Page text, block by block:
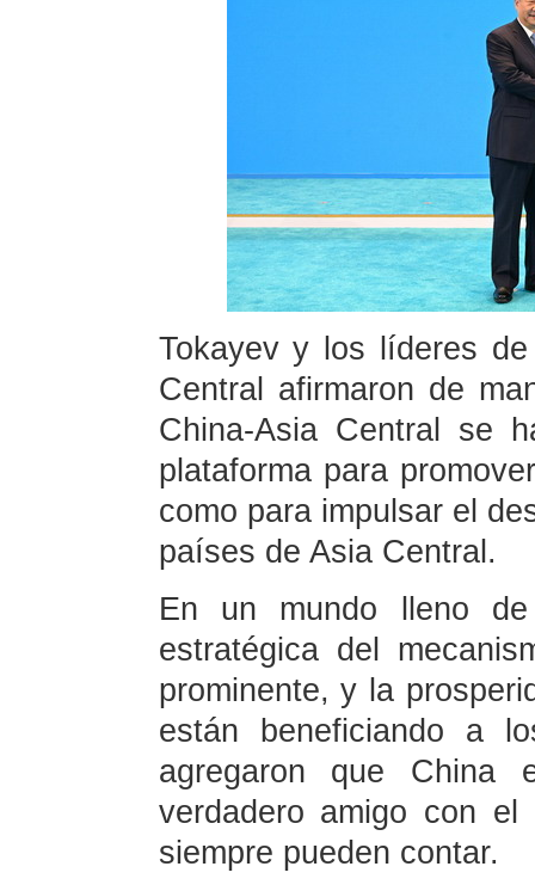
Tokayev y los líderes
Central afirmaron de
China-Asia Central se
plataforma para
como para impulsar el
países de Asia Central.
En un mundo lleno de
estratégica del
prominente, y la
están beneficiando a
agregaron que
verdadero amigo con
siempre pueden contar.